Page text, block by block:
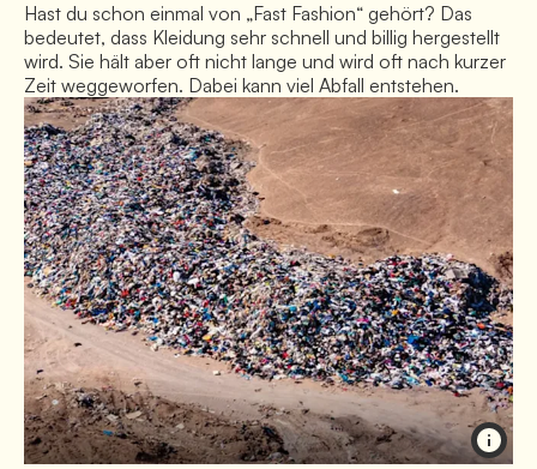
Hast du schon einmal von „Fast Fashion“ gehört? Das
bedeutet, dass Kleidung sehr schnell und billig hergestellt
wird. Sie hält aber oft nicht lange und wird oft nach kurzer
Zeit weggeworfen. Dabei kann viel Abfall entstehen.